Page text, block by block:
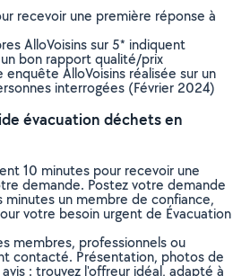
recevoir une première réponse à
AlloVoisins sur 5* indiquent
un bon rapport qualité/prix
enquête AlloVoisins réalisée sur un
interrogées (Février 2024)
évacuation déchets en
10 minutes pour recevoir une
demande. Postez votre demande
un membre de confiance,
votre besoin urgent de Évacuation
membres, professionnels ou
contacté. Présentation, photos de
: trouvez l'offreur idéal, adapté à